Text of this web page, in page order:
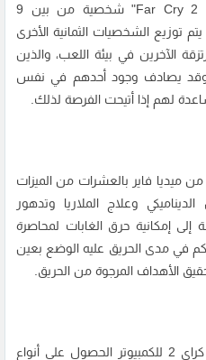
يختار اللاعب في "الصرخة البعيدة 2 Far Cry" شخصية من بين 9
توزيع الشخصيات الثمانية الأخرى
الآخرين في بيئة اللعب، والذين
وقد يصادف وجود أحدهم في نفس
لهم إذا أتيحت الفرصة لذلك.
استمتع مع تحميل لعبة Far Cry 2 من ميديا فاير بالعشرات من الميزات
وعلاج الملاريا وتدهور
إلى إمكانية حرق الغابات لمحاصرة
في مدى الحريق عليه الوضع بعين
الأهداف المرجوة من الحريق.
يمكن للاعب بعد تحميل لعبة فار كراي 2 للكمبيوتر الحصول على أنواع